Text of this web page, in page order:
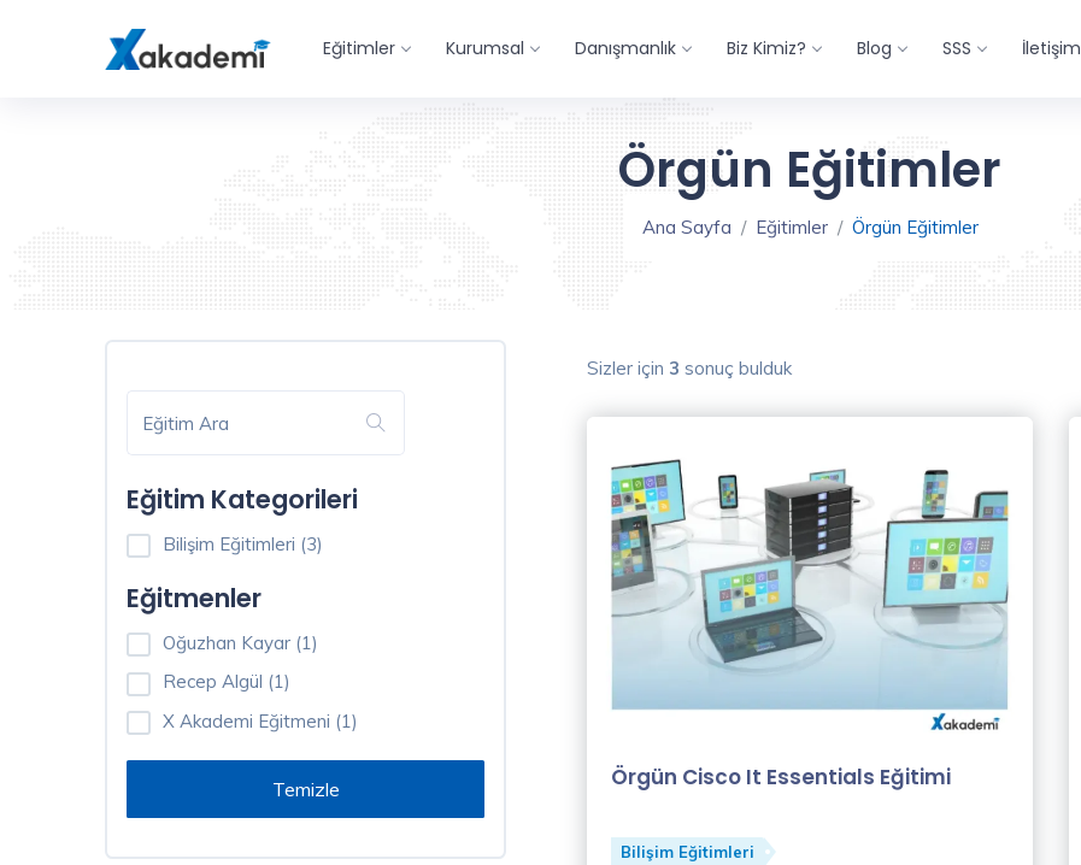
Eğitimler Kurumsal Danışmanlık Biz Kimiz? Blog SSS İletişim
Örgün Eğitimler
Ana Sayfa Eğitimler Örgün Eğitimler
Filtreleme
Eğitmenler
Eğitim Kategorileri
Bilişim Eğitimleri (3)
Eğitmenler
Oğuzhan Kayar (1)
Recep Algül (1)
X Akademi Eğitmeni (1)
Sizler için 3 sonuç bulduk
Örgün Cisco It Essentials Eğitimi
Bilişim Eğitimleri